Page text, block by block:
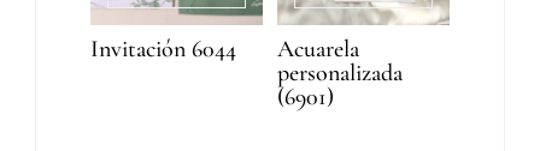
Invitación 6044
Acuarela
personalizada
(6901)